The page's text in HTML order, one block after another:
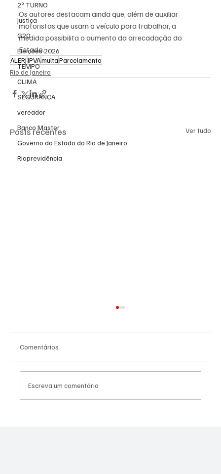
2º TURNO
Justiça
G20
Eleições 2026
TEMPO
CLIMA
SEGURANÇA
vereador
Banco Master
Governo do Estado do Rio de Janeiro
Rioprevidência
Os autores destacam ainda que, além de auxiliar
motoristas que usam o veículo para trabalhar, a
medida possibilita o aumento da arrecadação do
Estado.
ALERJIPVAmultaParcelamento
Rio de Janeiro
Posts recentes Ver tudo
Comentários
Escreva um comentário